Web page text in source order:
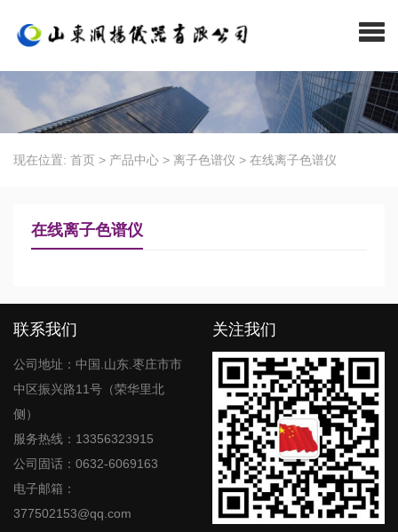
现在位置: 首页 > 产品中心 > 离子色谱仪 > 在线离子色谱仪
在线离子色谱仪
联系我们
公司地址：中国.山东.枣庄市市
中区振兴路11号（荣华里北
侧）
服务热线：13356323915
公司固话：0632-6069163
电子邮箱：
377502153@qq.com
关注我们